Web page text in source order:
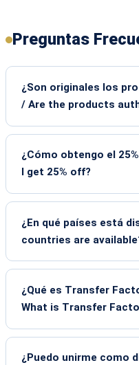
Preguntas
¿Son originales los
/ Are the products
¿Cómo obtengo el
I get 25% off?
¿En qué países está
countries are
¿Qué es Transfer
What is Transfer
¿Puedo unirme como